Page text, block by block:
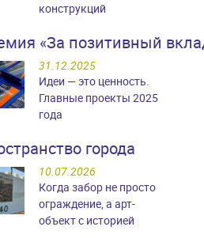
конструкций
«За позитивный
31.12.2025
Идеи — это ценность.
Главные проекты 2025
года
города
10.07.2026
Когда забор не просто
ограждение, а арт-
объект с историей